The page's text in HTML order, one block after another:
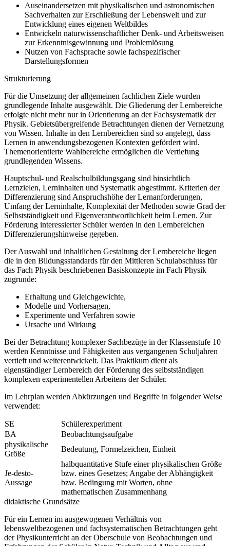
Auseinandersetzen mit physikalischen und astronomischen
Sachverhalten zur Erschließung der Lebenswelt und zur
Entwicklung eines eigenen Weltbildes
Entwickeln naturwissenschaftlicher Denk- und Arbeitsweisen
zur Erkenntnisgewinnung und Problemlösung
Nutzen von Fachsprache sowie fachspezifischer
Darstellungsformen
Strukturierung
Für die Umsetzung der allgemeinen fachlichen Ziele wurden
grundlegende Inhalte ausgewählt. Die Gliederung der Lernbereiche
erfolgte nicht mehr nur in Orientierung an der Fachsystematik der
Physik. Gebietsübergreifende Betrachtungen dienen der Vernetzung
von Wissen. Inhalte in den Lernbereichen sind so angelegt, dass
Lernen in anwendungsbezogenen Kontexten gefördert wird.
Themenorientierte Wahlbereiche ermöglichen die Vertiefung
grundlegenden Wissens.
Hauptschul- und Realschulbildungsgang sind hinsichtlich
Lernzielen, Lerninhalten und Systematik abgestimmt. Kriterien der
Differenzierung sind Anspruchshöhe der Lernanforderungen,
Umfang der Lerninhalte, Komplexität der Methoden sowie Grad der
Selbstständigkeit und Eigenverantwortlichkeit beim Lernen. Zur
Förderung interessierter Schüler werden in den Lernbereichen
Differenzierungshinweise gegeben.
Der Auswahl und inhaltlichen Gestaltung der Lernbereiche liegen
die in den Bildungsstandards für den Mittleren Schulabschluss für
das Fach Physik beschriebenen Basiskonzepte im Fach Physik
zugrunde:
Erhaltung und Gleichgewichte,
Modelle und Vorhersagen,
Experimente und Verfahren sowie
Ursache und Wirkung
Bei der Betrachtung komplexer Sachbezüge in der Klassenstufe 10
werden Kenntnisse und Fähigkeiten aus vergangenen Schuljahren
vertieft und weiterentwickelt. Das Praktikum dient als
eigenständiger Lernbereich der Förderung des selbstständigen
komplexen experimentellen Arbeitens der Schüler.
Im Lehrplan werden Abkürzungen und Begriffe in folgender Weise
verwendet:
SE
Schülerexperiment
BA
Beobachtungsaufgabe
physikalische
Größe
Bedeutung, Formelzeichen, Einheit
Je-desto-
Aussage
halbquantitative Stufe einer physikalischen Größe
bzw. eines Gesetzes; Angabe der Abhängigkeit
bzw. Bedingung mit Worten, ohne
mathematischen Zusammenhang
didaktische Grundsätze
Für ein Lernen im ausgewogenen Verhältnis von
lebensweltbezogenen und fachsystematischen Betrachtungen geht
der Physikunterricht an der Oberschule von Beobachtungen und